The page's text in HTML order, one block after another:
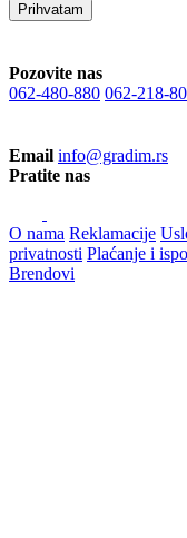
Prihvatam
Pozovite nas
062-480-880 062-218-
Email info@gradim.rs
Pratite nas
O nama Reklamacije
privatnosti Plaćanje i
Brendovi